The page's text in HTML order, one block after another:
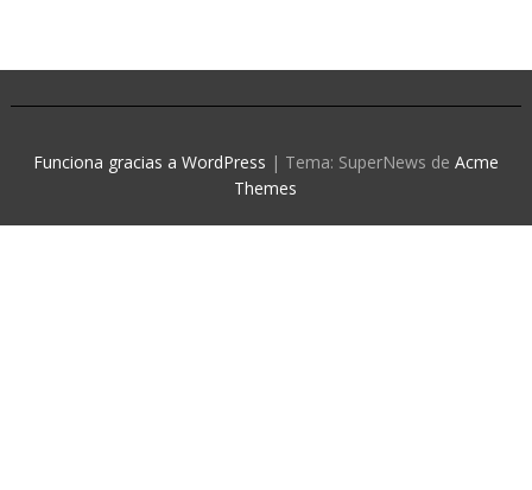
Funciona gracias a WordPress | Tema: SuperNews de Acme
Themes